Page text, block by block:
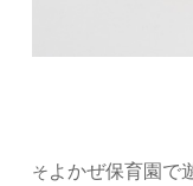
そよかぜ保育園で